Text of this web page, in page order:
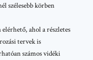
szélesebb körben
elérhető, ahol a részletes
tervek is
számos vidéki